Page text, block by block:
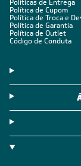
Políticas de Entrega
Política de Cupom
Política de Troca e
Política de Garantia
Política de Outlet
Código de Conduta